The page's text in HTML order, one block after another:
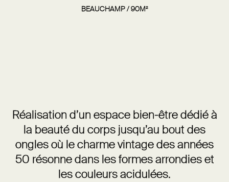
BEAUCHAMP / 90M²
Réalisation d’un espace bien-être dédié à
la beauté du corps jusqu’au bout des
ongles où le charme vintage des années
50 résonne dans les formes arrondies et
les couleurs acidulées.